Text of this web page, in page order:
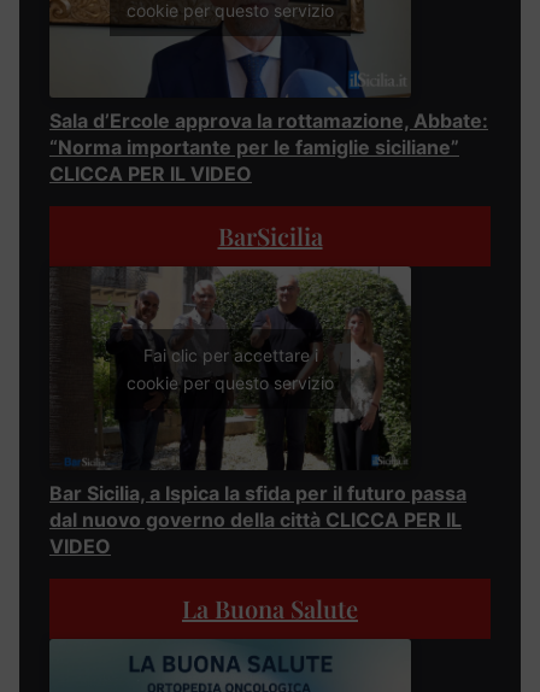
cookie per questo servizio
Sala d’Ercole approva la rottamazione, Abbate:
“Norma importante per le famiglie siciliane”
CLICCA PER IL VIDEO
BarSicilia
Fai clic per accettare i
cookie per questo servizio
Bar Sicilia, a Ispica la sfida per il futuro passa
dal nuovo governo della città CLICCA PER IL
VIDEO
La Buona Salute